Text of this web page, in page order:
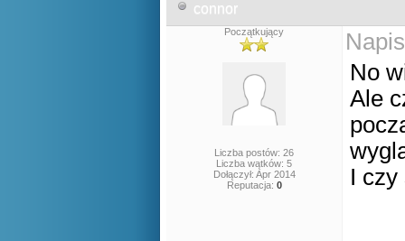
connor
Początkujący
Liczba postów: 26
Liczba wątków: 5
Dołączył: Apr 2014
Reputacja: 0
No
Ale
I czy